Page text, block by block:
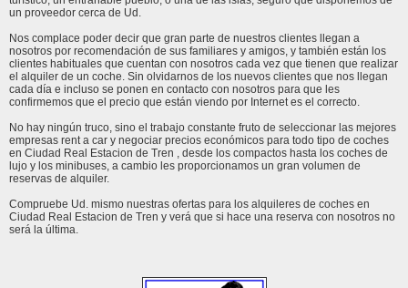
un proveedor cerca de Ud.
Nos complace poder decir que gran parte de nuestros clientes llegan a
nosotros por recomendación de sus familiares y amigos, y también están los
clientes habituales que cuentan con nosotros cada vez que tienen que realizar
el alquiler de un coche. Sin olvidarnos de los nuevos clientes que nos llegan
cada día e incluso se ponen en contacto con nosotros para que les
confirmemos que el precio que están viendo por Internet es el correcto.
No hay ningún truco, sino el trabajo constante fruto de seleccionar las mejores
empresas rent a car y negociar precios económicos para todo tipo de coches
en Ciudad Real Estacion de Tren , desde los compactos hasta los coches de
lujo y los minibuses, a cambio les proporcionamos un gran volumen de
reservas de alquiler.
Compruebe Ud. mismo nuestras ofertas para los alquileres de coches en
Ciudad Real Estacion de Tren y verá que si hace una reserva con nosotros no
será la última.